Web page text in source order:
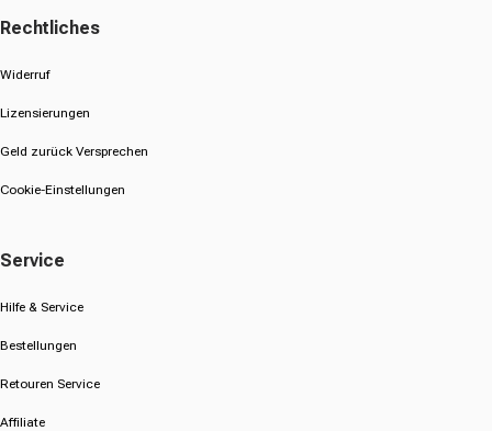
Rechtliches
Widerruf
Lizensierungen
Geld zurück Versprechen
Cookie-Einstellungen
Service
Hilfe & Service
Bestellungen
Retouren Service
Affiliate